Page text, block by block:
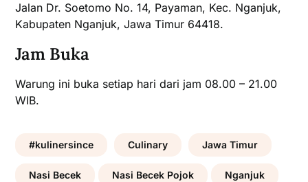
Jalan Dr. Soetomo No. 14, Payaman, Kec. Nganjuk,
Kabupaten Nganjuk, Jawa Timur 64418.
Jam Buka
Warung ini buka setiap hari dari jam 08.00 – 21.00
WIB.
#kulinersince Culinary Jawa Timur
Nasi Becek Nasi Becek Pojok Nganjuk